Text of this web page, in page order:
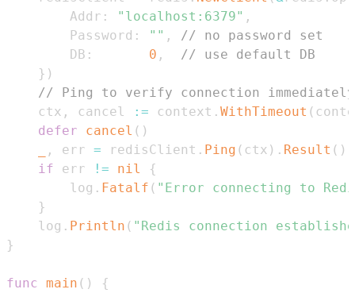
		Addr
: "localhost:6379" ,
		Password
: "" ,
// no password set
		DB
: 0 ,
// use default DB
} )
// Ping to verify connection immediately
	ctx
, cancel := context . WithTimeout (
defer
cancel ( )
, err = redisClient . Ping ( ctx ) . Result ( )
if err != nil
{
		log
. Fatalf ( "Error connecting to
}
	log
. Println ( "Redis connection
}
func main ( )
{